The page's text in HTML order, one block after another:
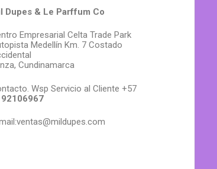
Dupes & Le Parffum Co
Empresarial Celta Trade Park
Medellín Km. 7 Costado
Cundinamarca
Wsp Servicio al Cliente +57